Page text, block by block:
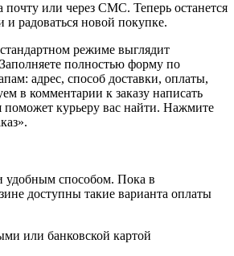
почту или через СМС. Теперь останется
и радоваться новой покупке.
режиме выглядит
полностью форму по
адрес, способ доставки, оплаты,
в комментарии к заказу написать
курьеру вас найти. Нажмите
удобным способом. Пока в
доступны такие варианта оплаты
или банковской картой